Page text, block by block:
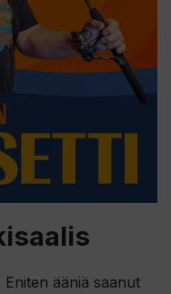
Eniten ääniä saanut